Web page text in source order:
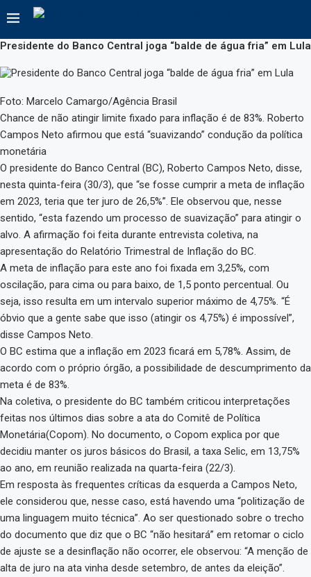
Presidente do Banco Central joga “balde de água fria” em Lula
Foto: Marcelo Camargo/Agência Brasil
Chance de não atingir limite fixado para inflação é de 83%. Roberto
Campos Neto afirmou que está “suavizando” condução da política
monetária
O presidente do Banco Central (BC), Roberto Campos Neto, disse,
nesta quinta-feira (30/3), que “se fosse cumprir a meta de inflação
em 2023, teria que ter juro de 26,5%”. Ele observou que, nesse
sentido, “esta fazendo um processo de suavização” para atingir o
alvo. A afirmação foi feita durante entrevista coletiva, na
apresentação do Relatório Trimestral de Inflação do BC.
A meta de inflação para este ano foi fixada em 3,25%, com
oscilação, para cima ou para baixo, de 1,5 ponto percentual. Ou
seja, isso resulta em um intervalo superior máximo de 4,75%. “É
óbvio que a gente sabe que isso (atingir os 4,75%) é impossível”,
disse Campos Neto.
O BC estima que a inflação em 2023 ficará em 5,78%. Assim, de
acordo com o próprio órgão, a possibilidade de descumprimento da
meta é de 83%.
Na coletiva, o presidente do BC também criticou interpretações
feitas nos últimos dias sobre a ata do Comitê de Política
Monetária(Copom). No documento, o Copom explica por que
decidiu manter os juros básicos do Brasil, a taxa Selic, em 13,75%
ao ano, em reunião realizada na quarta-feira (22/3).
Em resposta às frequentes críticas da esquerda a Campos Neto,
ele considerou que, nesse caso, está havendo uma “politização de
uma linguagem muito técnica”. Ao ser questionado sobre o trecho
do documento que diz que o BC “não hesitará” em retomar o ciclo
de ajuste se a desinflação não ocorrer, ele observou: “A menção de
alta de juro na ata vinha desde setembro, de antes da eleição”.